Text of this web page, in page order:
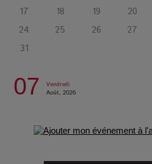
La Femme de Ménage : Plongez
psychologique qui a conquis le
La Condition : Sous le vernis de
des silences
Les Enfants vont bien : Quand
17
18 19 20
24
25 26 27
31
07
Vendredi
Août, 2026